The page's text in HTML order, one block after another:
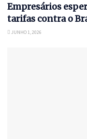
Empresários
tarifas contra o
JUNHO 1, 2026